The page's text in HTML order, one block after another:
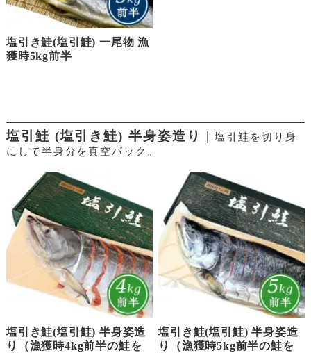
塩引き鮭(塩引鮭) 一尾物 漁
獲時5kg前半
塩引鮭 (塩引き鮭) 半身姿造り |塩引鮭を切り身
にして半身分を真空パック。
塩引き鮭(塩引鮭) 半身姿造
り（漁獲時4kg前半の鮭を
塩引き鮭(塩引鮭) 半身姿造
り（漁獲時5kg前半の鮭を